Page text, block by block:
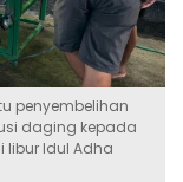
penyembelihan
daging kepada
Idul Adha